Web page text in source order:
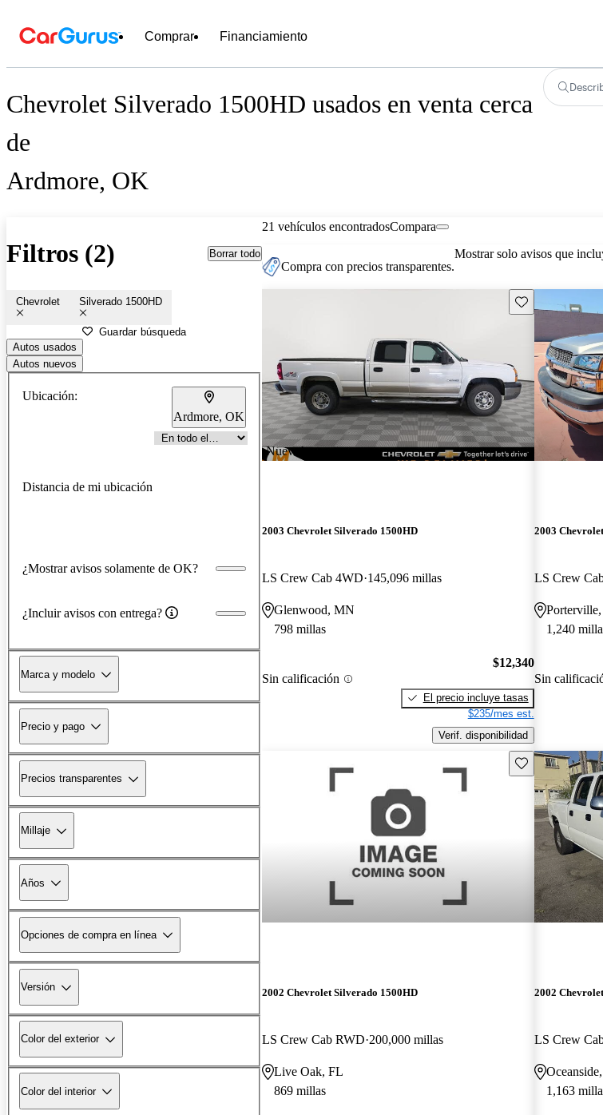
Comprar Financiamiento
Chevrolet Silverado 1500HD usados en venta cerca
de
Ardmore, OK
Filtros (2) Borrar todo
Chevrolet Silverado 1500HD
Guardar búsqueda
Autos usados
Autos nuevos
Ubicación:
Ardmore, OK
Distancia de mi ubicación
¿Mostrar avisos solamente de OK?
¿Incluir avisos con entrega?
Marca y modelo
Precio y pago
Precios transparentes
Millaje
Años
Opciones de compra en línea
Versión
Color del exterior
Color del interior
21 vehículos encontradosCompara
Compra con precios transparentes.
Mostrar solo avisos que
¡Nuevo!
Guarda este Aviso
2003 Chevrolet Silverado 1500HD
LS Crew Cab 4WD 145,096 millas
Glenwood, MN
798 millas
Sin calificación
$12,340
El precio incluye tasas
$235/mes est.
Verif. disponibilidad
2003
LS Crew
1,240
Sin
Guarda este Aviso
2002 Chevrolet Silverado 1500HD
LS Crew Cab RWD 200,000 millas
Live Oak, FL
869 millas
2002
LS Crew
1,163